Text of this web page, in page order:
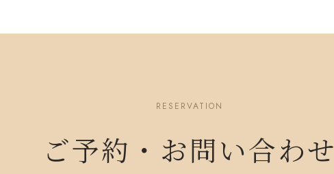
RESERVATION
ご予約・お問い合わせ